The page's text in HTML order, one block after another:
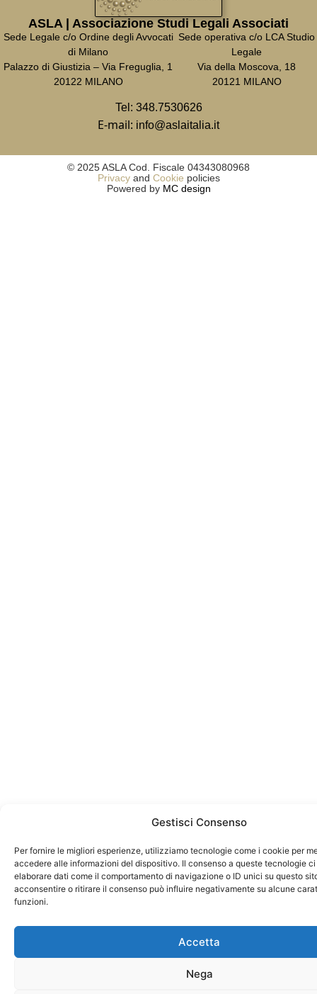
Gestisci Consenso
Per fornire le migliori esperienze, utilizziamo tecnologie come i cookie per
accedere alle informazioni del dispositivo. Il consenso a queste tecnologie
elaborare dati come il comportamento di navigazione o ID unici su questo
acconsentire o ritirare il consenso può influire negativamente su alcune
funzioni.
Accetta
Nega
ASLA | Associazione Studi Legali Associati
Sede Legale c/o Ordine degli Avvocati
di Milano
Palazzo di Giustizia – Via Freguglia, 1
20122 MILANO
Sede operativa c/o LCA Studio
Legale
Via della Moscova, 18
20121 MILANO
Tel: 348.7530626
E-mail: info@aslaitalia.it
© 2025 ASLA Cod. Fiscale 04343080968
Privacyand Cookie policies
Powered by MC design